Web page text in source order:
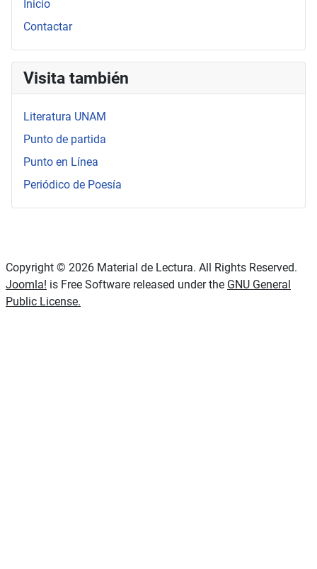
Inicio
Contactar
Visita también
Literatura UNAM
Punto de partida
Punto en Línea
Periódico de Poesía
Copyright © 2026 Material de Lectura. All Rights Reserved.
Joomla! is Free Software released under the GNU General
Public License.